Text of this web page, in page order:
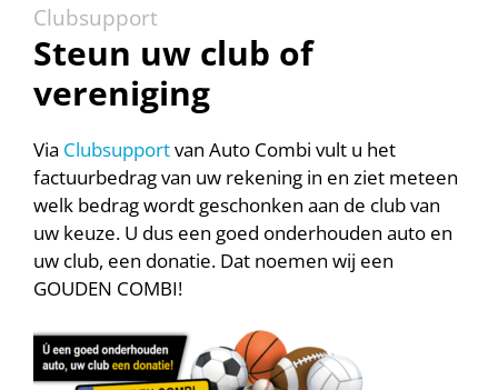
Clubsupport
Steun uw club of
vereniging
Via Clubsupportvan Auto Combi vult u het
factuurbedrag van uw rekening in en ziet meteen
welk bedrag wordt geschonken aan de club van
uw keuze. U dus een goed onderhouden auto en
uw club, een donatie. Dat noemen wij een
GOUDEN COMBI!